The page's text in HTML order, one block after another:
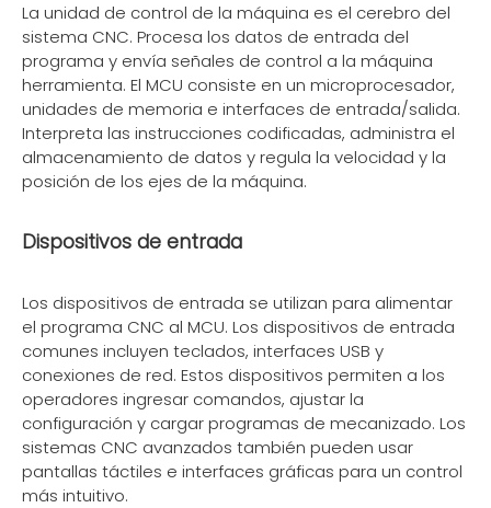
La unidad de control de la máquina es el cerebro del
sistema CNC. Procesa los datos de entrada del
programa y envía señales de control a la máquina
herramienta. El MCU consiste en un microprocesador,
unidades de memoria e interfaces de entrada/salida.
Interpreta las instrucciones codificadas, administra el
almacenamiento de datos y regula la velocidad y la
posición de los ejes de la máquina.
Dispositivos de entrada
Los dispositivos de entrada se utilizan para alimentar
el programa CNC al MCU. Los dispositivos de entrada
comunes incluyen teclados, interfaces USB y
conexiones de red. Estos dispositivos permiten a los
operadores ingresar comandos, ajustar la
configuración y cargar programas de mecanizado. Los
sistemas CNC avanzados también pueden usar
pantallas táctiles e interfaces gráficas para un control
más intuitivo.